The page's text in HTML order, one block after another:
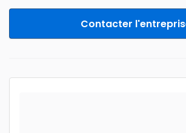
Contacter